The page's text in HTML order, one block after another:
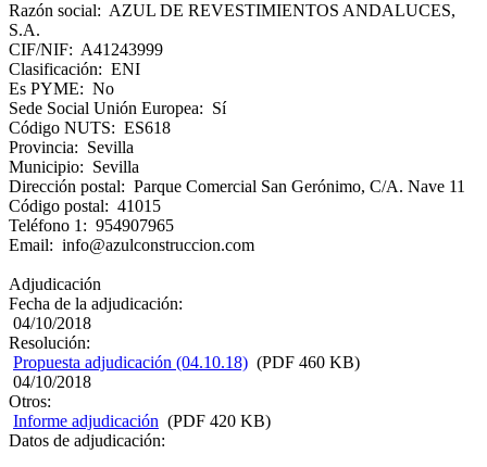
Razón social: AZUL DE REVESTIMIENTOS ANDALUCES,
S.A.
CIF/NIF: A41243999
Clasificación: ENI
Es PYME: No
Sede Social Unión Europea: Sí
Código NUTS: ES618
Provincia: Sevilla
Municipio: Sevilla
Dirección postal: Parque Comercial San Gerónimo, C/A. Nave 11
Código postal: 41015
Teléfono 1: 954907965
Email: info@azulconstruccion.com
Adjudicación
Fecha de la adjudicación:
04/10/2018
Resolución:
Propuesta adjudicación (04.10.18) (PDF 460 KB)
04/10/2018
Otros:
Informe adjudicación (PDF 420 KB)
Datos de adjudicación: